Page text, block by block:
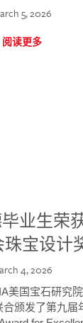
5, 2026
阅读更多
业生荣
宝设计
4, 2026
美国宝石研究
合颁发了第九届